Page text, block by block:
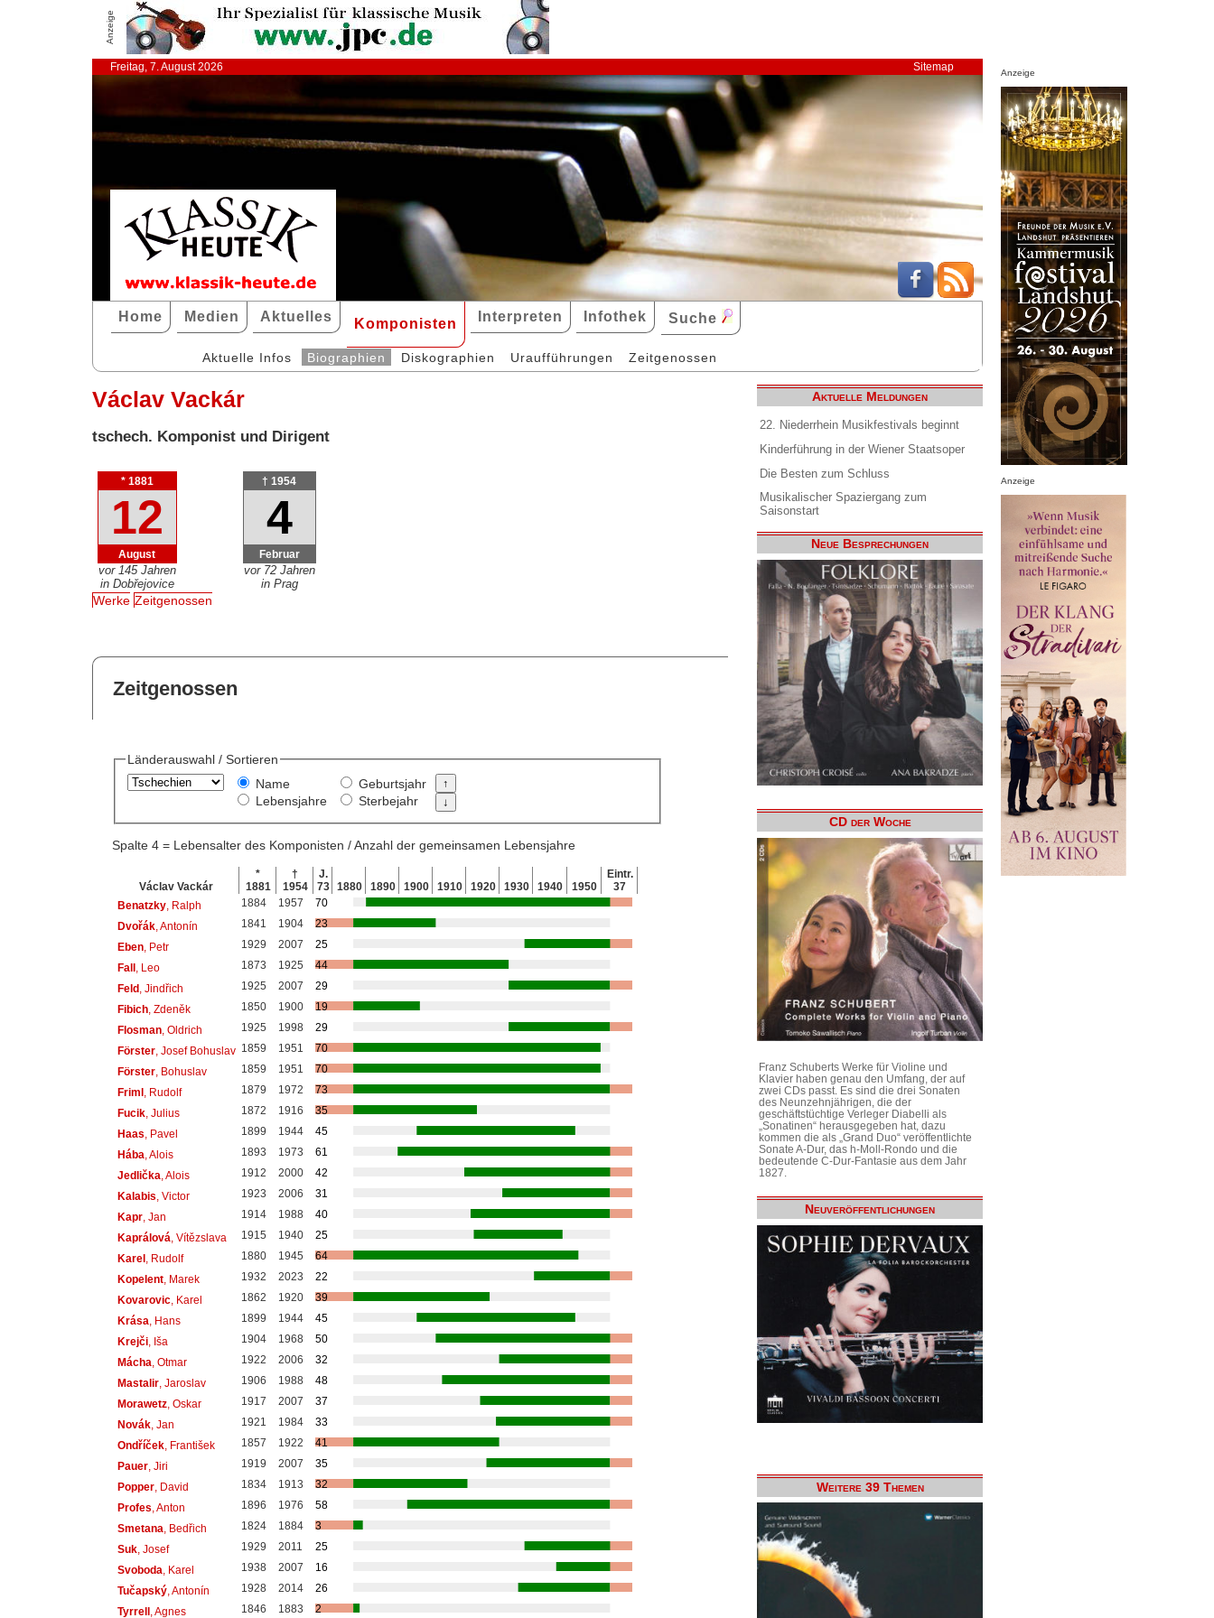
Anzeige
Freitag, 7. August 2026 Sitemap
Home Medien Aktuelles Komponisten Interpreten Infothek Suche
Aktuelle Infos Biographien Diskographien Uraufführungen Zeitgenossen
Václav Vackár
tschech. Komponist und Dirigent
* 1881
12
August
vor 145 Jahren
in Dobřejovice
† 1954
4
Februar
vor 72 Jahren
in Prag
Werke Zeitgenossen
Zeitgenossen
Länderauswahl / Sortieren
Name
Lebensjahre
Geburtsjahr
Sterbejahr
Spalte 4 = Lebensalter des Komponisten / Anzahl der gemeinsamen Lebensjahre
Václav Vackár
*
1881
†
1954
J.
73 1880 1890 1900 1910 1920 1930 1940 1950
Eintr.
37
Benatzky, Ralph 1884 1957
70
Dvořák, Antonín 1841 1904
23
Eben, Petr 1929 2007
25
Fall, Leo 1873 1925
44
Feld, Jindřich 1925 2007
29
Fibich, Zdeněk 1850 1900
19
Flosman, Oldrich 1925 1998
29
Förster, Josef Bohuslav 1859 1951
70
Förster, Bohuslav 1859 1951
70
Friml, Rudolf 1879 1972
73
Fucik, Julius 1872 1916
35
Haas , Pavel 1899 1944
45
Hába , Alois 1893 1973
61
Jedlička , Alois 1912 2000
42
Kalabis , Victor 1923 2006
31
Kapr, Jan 1914 1988
40
Kaprálová , Vítězslava 1915 1940
25
Karel, Rudolf 1880 1945
64
Kopelent, Marek 1932 2023
22
Kovarovic, Karel 1862 1920
39
Krása , Hans 1899 1944
45
Krejči, Iša 1904 1968
50
Mácha , Otmar 1922 2006
32
Mastalir, Jaroslav 1906 1988
48
Morawetz, Oskar 1917 2007
37
Novák, Jan 1921 1984
33
Ondříček, František 1857 1922
41
Pauer, Jiri 1919 2007
35
Popper, David 1834 1913
32
Profes , Anton 1896 1976
58
Smetana , Bedřich 1824 1884
3
Suk, Josef 1929 2011
25
Svoboda , Karel 1938 2007
16
Tučapský, Antonín 1928 2014
26
Tyrrell, Agnes 1846 1883 2
Aktuelle Meldungen
22. Niederrhein Musikfestivals beginnt
Kinderführung in der Wiener Staatsoper
Die Besten zum Schluss
Musikalischer Spaziergang zum
Saisonstart
Neue Besprechungen
CD der Woche
Franz Schuberts Werke für Violine und
Klavier haben genau den Umfang, der auf
zwei CDs passt. Es sind die drei Sonaten
des Neunzehnjährigen, die der
geschäftstüchtige Verleger Diabelli als
„Sonatinen“ herausgegeben hat, dazu
kommen die als „Grand Duo“ veröffentlichte
Sonate A-Dur, das h-Moll-Rondo und die
bedeutende C-Dur-Fantasie aus dem Jahr
1827.
Neuveröffentlichungen
Weitere 39 Themen
Anzeige
Anzeige